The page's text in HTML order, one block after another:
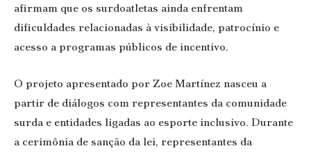
afirmam que os surdoatletas ainda enfrentam
dificuldades relacionadas à visibilidade, patrocínio e
acesso a programas públicos de incentivo.
O projeto apresentado por Zoe Martínez nasceu a
partir de diálogos com representantes da comunidade
surda e entidades ligadas ao esporte inclusivo. Durante
a cerimônia de sanção da lei, representantes da